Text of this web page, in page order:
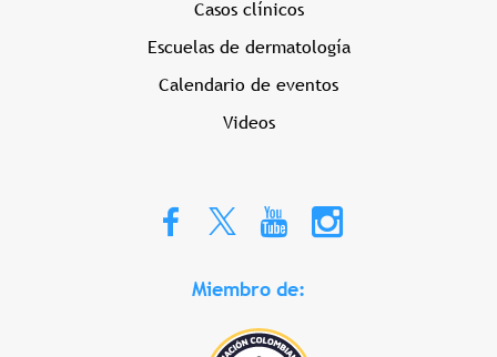
Casos clínicos
Escuelas de dermatología
Calendario de eventos
Videos
Miembro de: